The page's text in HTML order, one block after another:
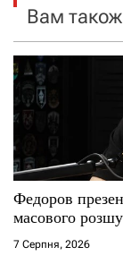
я
з
а
п
и
с
і
Вам
Федоров
масового
7 Серпня, 2026